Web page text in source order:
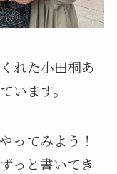
れた小田桐あ
います。
ってみよう！
っと書いてき